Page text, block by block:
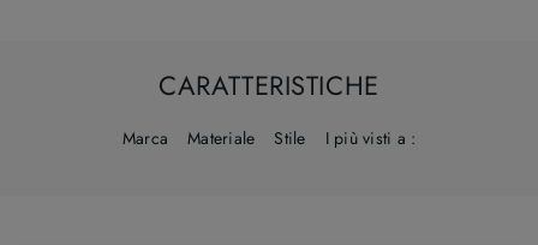
CARATTERISTICHE
Marca Materiale Stile I più visti a :